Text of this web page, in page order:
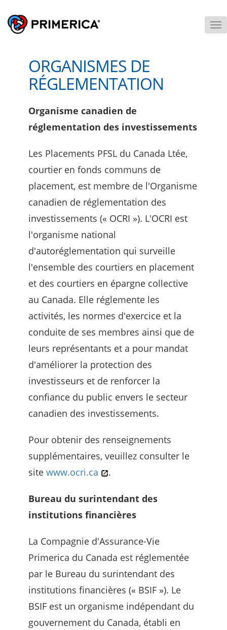
ORGANISMES DE
RÉGLEMENTATION
Organisme canadien de
réglementation des investissements
Les Placements PFSL du Canada Ltée,
courtier en fonds communs de
placement, est membre de l'Organisme
canadien de réglementation des
investissements (« OCRI »). L'OCRI est
l'organisme national
d'autoréglementation qui surveille
l'ensemble des courtiers en placement
et des courtiers en épargne collective
au Canada. Elle réglemente les
activités, les normes d'exercice et la
conduite de ses membres ainsi que de
leurs représentants et a pour mandat
d'améliorer la protection des
investisseurs et de renforcer la
confiance du public envers le secteur
canadien des investissements.
Pour obtenir des renseignements
supplémentaires, veuillez consulter le
site www.ocri.ca .
Bureau du surintendant des
institutions financières
La Compagnie d'Assurance-Vie
Primerica du Canada est réglementée
par le Bureau du surintendant des
institutions financières (« BSIF »). Le
BSIF est un organisme indépendant du
gouvernement du Canada, établi en